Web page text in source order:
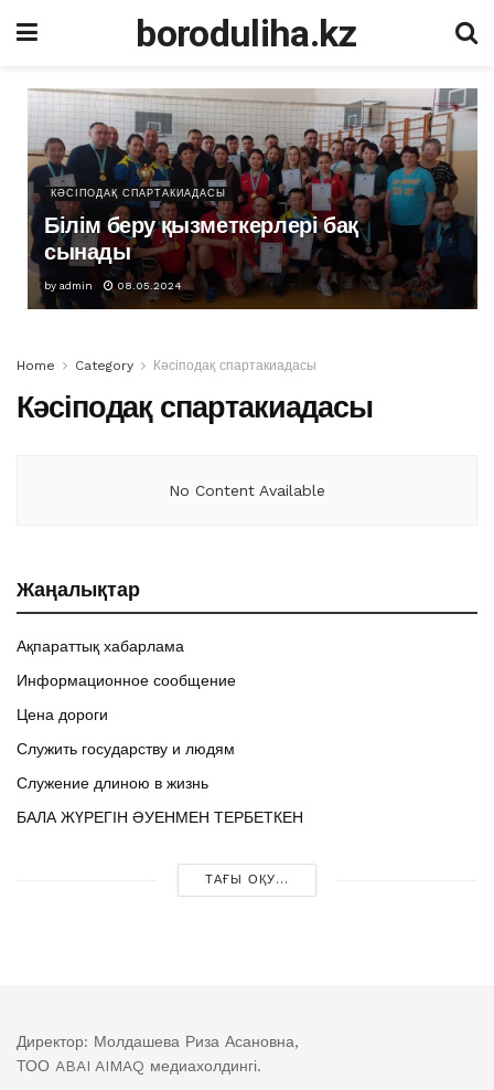
boroduliha.kz
КӘСІПОДАҚ СПАРТАКИАДАСЫ
Білім беру қызметкерлері бақ
сынады
by admin 08.05.2024
Home Category Кәсіподақ спартакиадасы
Кәсіподақ спартакиадасы
No Content Available
Жаңалықтар
Ақпараттық хабарлама
Информационное сообщение
Цена дороги
Служить государству и людям
Служение длиною в жизнь
БАЛА ЖҮРЕГІН ӘУЕНМЕН ТЕРБЕТКЕН
ТАҒЫ ОҚУ...
Директор: Молдашева Риза Асановна,
ТОО ABAI AIMAQ медиахолдингі.